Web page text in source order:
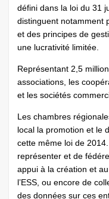
défini dans la loi du 31
distinguent notamment
et des principes de
une lucrativité limitée.
Représentant 2,5
associations, les
et les sociétés
Les chambres
local la promotion et le
cette même loi de
représenter et de
appui à la création et
l’ESS, ou encore de
des données sur ces